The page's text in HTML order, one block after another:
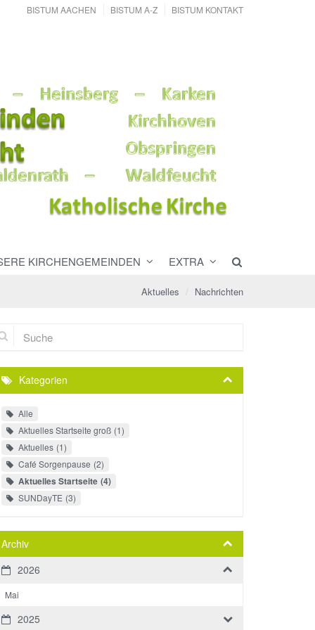
BISTUM AACHEN BISTUM A-Z BISTUM KONTAKT
KIRCHENGEMEINDEN EXTRA
Aktuelles Nachrichten
Kategorien
Alle
Aktuelles Startseite groß 1
Aktuelles 1
Café Sorgenpause 2
Aktuelles Startseite 4
SUNDayTE 3
Archiv
2026
Mai
2025